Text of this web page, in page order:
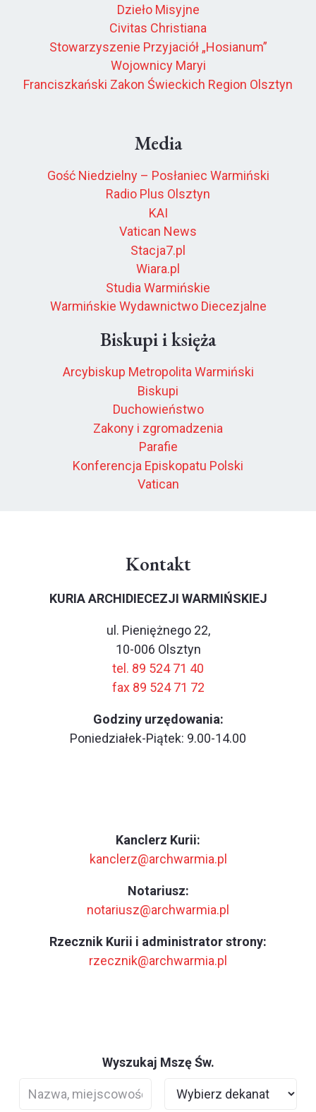
Dzieło Misyjne
Civitas Christiana
Stowarzyszenie Przyjaciół „Hosianum”
Wojownicy Maryi
Franciszkański Zakon Świeckich Region Olsztyn
Media
Gość Niedzielny – Posłaniec Warmiński
Radio Plus Olsztyn
KAI
Vatican News
Stacja7.pl
Wiara.pl
Studia Warmińskie
Warmińskie Wydawnictwo Diecezjalne
Biskupi i księża
Arcybiskup Metropolita Warmiński
Biskupi
Duchowieństwo
Zakony i zgromadzenia
Parafie
Konferencja Episkopatu Polski
Vatican
Kontakt
KURIA ARCHIDIECEZJI WARMIŃSKIEJ
ul. Pieniężnego 22,
10-006 Olsztyn
tel. 89 524 71 40
fax 89 524 71 72
Godziny urzędowania:
Poniedziałek-Piątek: 9.00-14.00
Kanclerz Kurii:
kanclerz@archwarmia.pl
Notariusz:
notariusz@archwarmia.pl
Rzecznik Kurii i administrator strony:
rzecznik@archwarmia.pl
Wyszukaj Mszę Św.